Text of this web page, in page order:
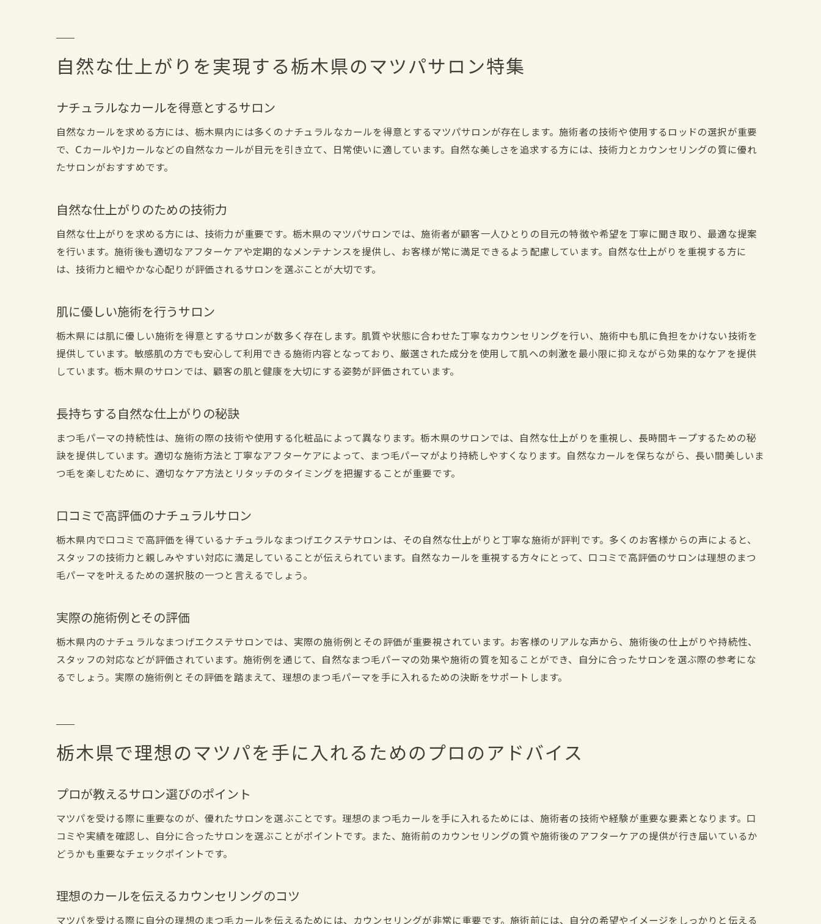
マツパで目元を引き立てるための栃木県内おすすめスポット
まつ毛ケア商品が揃うショップ紹介
プロが通うビューティースポット
マツパの基本知識とそのメリット
栃木県でのマツパのトレンド
施術前に知っておきたい健康情報
マツパ初心者のためのQ&A
自然な仕上がりを実現する栃木県のマツパサロン特集
ナチュラルなカールを得意とするサロン
自然なカールを求める方には、栃木県内には多くのナチュラルなカールを得意とするマツパサロンが存在します。施術者の技術や使用するロッドの選択が重要
で、CカールやJカールなどの自然なカールが目元を引き立て、日常使いに適しています。自然な美しさを追求する方には、技術力とカウンセリングの質に優れ
たサロンがおすすめです。
自然な仕上がりのための技術力
自然な仕上がりを求める方には、技術力が重要です。栃木県のマツパサロンでは、施術者が顧客一人ひとりの目元の特徴や希望を丁寧に聞き取り、最適な提案
を行います。施術後も適切なアフターケアや定期的なメンテナンスを提供し、お客様が常に満足できるよう配慮しています。自然な仕上がりを重視する方に
は、技術力と細やかな心配りが評価されるサロンを選ぶことが大切です。
肌に優しい施術を行うサロン
栃木県には肌に優しい施術を得意とするサロンが数多く存在します。肌質や状態に合わせた丁寧なカウンセリングを行い、施術中も肌に負担をかけない技術を
提供しています。敏感肌の方でも安心して利用できる施術内容となっており、厳選された成分を使用して肌への刺激を最小限に抑えながら効果的なケアを提供
しています。栃木県のサロンでは、顧客の肌と健康を大切にする姿勢が評価されています。
長持ちする自然な仕上がりの秘訣
まつ毛パーマの持続性は、施術の際の技術や使用する化粧品によって異なります。栃木県のサロンでは、自然な仕上がりを重視し、長時間キープするための秘
訣を提供しています。適切な施術方法と丁寧なアフターケアによって、まつ毛パーマがより持続しやすくなります。自然なカールを保ちながら、長い間美しいま
つ毛を楽しむために、適切なケア方法とリタッチのタイミングを把握することが重要です。
口コミで高評価のナチュラルサロン
栃木県内で口コミで高評価を得ているナチュラルなまつげエクステサロンは、その自然な仕上がりと丁寧な施術が評判です。多くのお客様からの声によると、
スタッフの技術力と親しみやすい対応に満足していることが伝えられています。自然なカールを重視する方々にとって、口コミで高評価のサロンは理想のまつ
毛パーマを叶えるための選択肢の一つと言えるでしょう。
実際の施術例とその評価
栃木県内のナチュラルなまつげエクステサロンでは、実際の施術例とその評価が重要視されています。お客様のリアルな声から、施術後の仕上がりや持続性、
スタッフの対応などが評価されています。施術例を通じて、自然なまつ毛パーマの効果や施術の質を知ることができ、自分に合ったサロンを選ぶ際の参考にな
るでしょう。実際の施術例とその評価を踏まえて、理想のまつ毛パーマを手に入れるための決断をサポートします。
栃木県で理想のマツパを手に入れるためのプロのアドバイス
プロが教えるサロン選びのポイント
マツパを受ける際に重要なのが、優れたサロンを選ぶことです。理想のまつ毛カールを手に入れるためには、施術者の技術や経験が重要な要素となります。口
コミや実績を確認し、自分に合ったサロンを選ぶことがポイントです。また、施術前のカウンセリングの質や施術後のアフターケアの提供が行き届いているか
どうかも重要なチェックポイントです。
理想のカールを伝えるカウンセリングのコツ
マツパを受ける際に自分の理想のまつ毛カールを伝えるためには、カウンセリングが非常に重要です。施術前には、自分の希望やイメージをしっかりと伝える